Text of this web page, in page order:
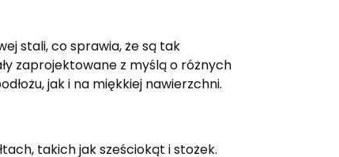
stali, co sprawia, że są tak
zaprojektowane z myślą o różnych
jak i na miękkiej nawierzchni.
takich jak sześciokąt i stożek.